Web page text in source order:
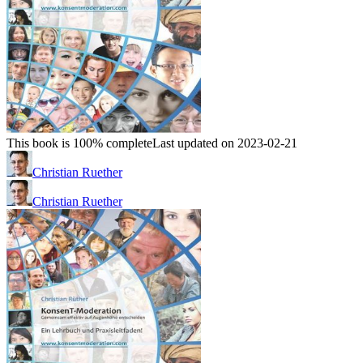
This book is 100% completeLast updated on 2023-02-21
Christian Ruether
Christian Ruether